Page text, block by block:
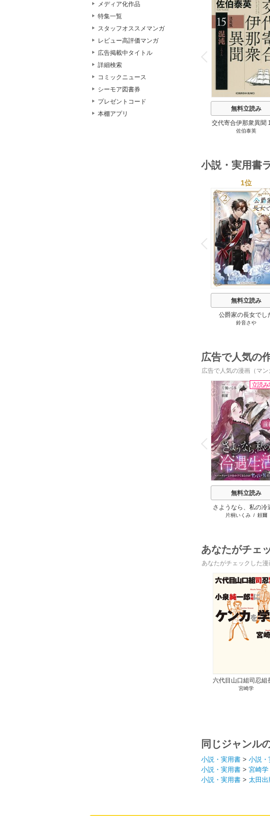
メディア化作品
特集一覧
スタッフオススメマンガ
レビュー高評価マンガ
広告掲載中タイトル
詳細検索
コミックニュース
シーモア図書券
プレゼントコード
本棚アプリ
P
r
e
i
o
u
s
無料立読み
交代寄合伊那衆異聞
佐伯泰英
小説・実用書
P
r
e
v
i
o
u
s
1位
無料立読み
公爵家の長女でし
鈴音さや
広告で人気の
広告で人気の漫画（マ
P
r
e
v
i
o
u
s
立読み
無料立読み
さようなら、私の冷
活 ～パーティーで声
片桐いくみ/ 頼爾
あなたがチェ
あなたがチェックした
六代目山口組司忍組
小泉純一郎首相にケ
宮崎学
同じジャンル
小説・実用書 > 小説・
小説・実用書 > 宮崎学
小説・実用書 > 太田出